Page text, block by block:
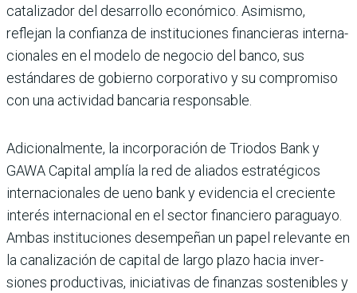
catalizador del desa­rrollo económico. Asimismo,
reflejan la confianza de insti­tuciones financieras interna­
cionales en el modelo de nego­cio del banco, sus
estándares de gobierno corporativo y su compromiso
con una activi­dad bancaria responsable.
Adicionalmente, la incor­poración de Triodos Bank y
GAWA Capital amplía la red de aliados estratégicos
inter­nacionales de ueno bank y evidencia el creciente
inte­rés internacional en el sec­tor financiero paraguayo.
Ambas instituciones des­empeñan un papel relevante en
la canalización de capital de largo plazo hacia inver­
siones productivas, iniciati­vas de finanzas sostenibles y